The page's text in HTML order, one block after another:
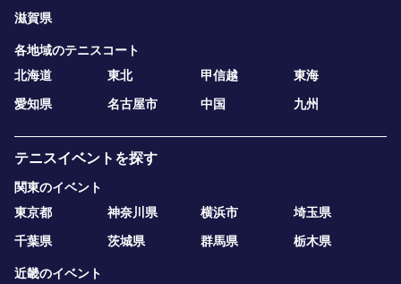
滋賀県
各地域のテニスコート
北海道
東北 甲信越
東海
愛知県
名古屋市 中国 九州
テニスイベントを探す
関東のイベント
東京都
神奈川県 横浜市
埼玉県
千葉県
茨城県 群馬県 栃木県
近畿のイベント